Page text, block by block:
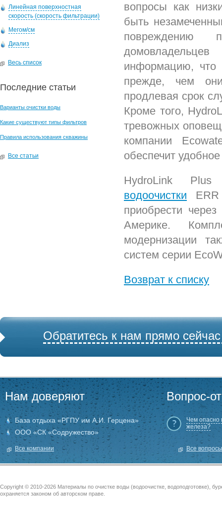
Линейная поверхностная
скорость (скорость фильтрации)
Мегом/см
Диализ
Весь список
Последние статьи
Варианты очистки воды
Какие существуют типы фильтров
Правила использования скважины
Все статьи
вопросы как
быть
повреждению
информацию, что
прежде, чем
продлевая срок
Кроме того,
тревожных
компании
обеспечит
HydroLink
водоочистки
приобрести
Америке.
модернизации
систем серии
Возврат к списку
Обратитесь к нам прямо
Нам доверяют
База отдыха «РГПУ им А.И. Герцена»
ООО «СК «Содружество»
Все компании
Вопрос-
Чем опасно
железа?
Все вопросы
Copyright © 2010-2026 Материалы по очистке воды (водоочистке, водоподготовке),
охраняется законом об авторском праве.